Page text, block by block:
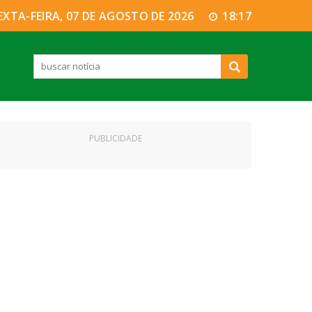
FEIRA, 07 DE AGOSTO DE 2026 18:17
PUBLICIDADE